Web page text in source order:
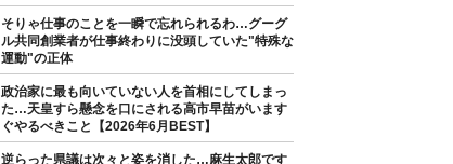
そりゃ仕事のことを一瞬で忘れられるわ…グーグ
ル共同創業者が仕事終わりに没頭していた"特殊な
運動"の正体
政治家に最も向いていない人を首相にしてしまっ
た…天皇すら懸念を口にされる高市早苗がいます
ぐやるべきこと【2026年6月BEST】
逆らった県議は次々と姿を消した…麻生太郎です